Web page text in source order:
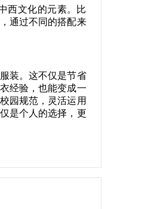
西文化的元素。比
通过不同的搭配来
装。这不仅是节省
经验，也能变成一
园规范，灵活运用
是个人的选择，更